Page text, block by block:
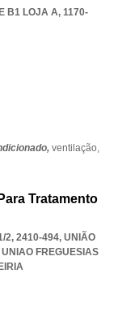
B1 LOJA A, 1170-
ventilação,
Tratamento
2, 2410-494, UNIÃO
UNIAO FREGUESIAS